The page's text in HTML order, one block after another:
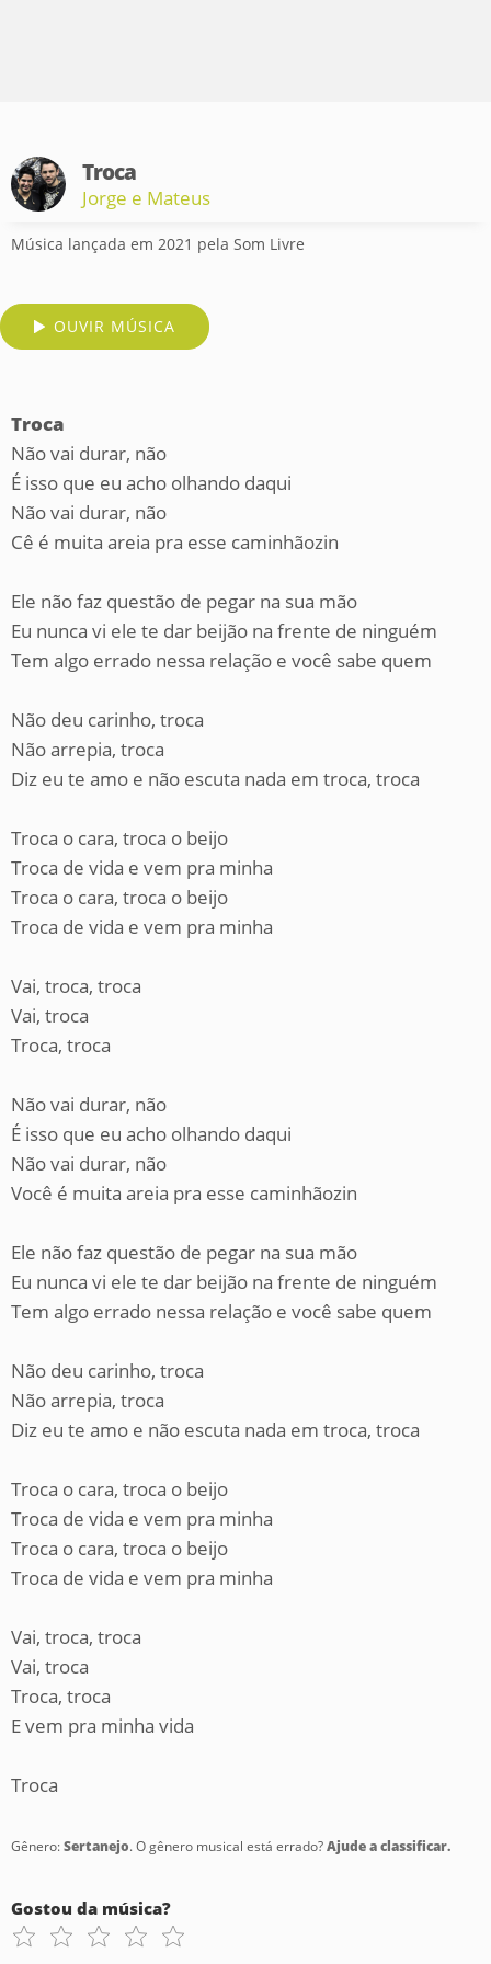
Troca
Jorge e Mateus
Música lançada em 2021 pela Som Livre
OUVIR MÚSICA
Troca
Não vai durar, não
É isso que eu acho olhando daqui
Não vai durar, não
Cê é muita areia pra esse caminhãozin
Ele não faz questão de pegar na sua mão
Eu nunca vi ele te dar beijão na frente de ninguém
Tem algo errado nessa relação e você sabe quem
Não deu carinho, troca
Não arrepia, troca
Diz eu te amo e não escuta nada em troca, troca
Troca o cara, troca o beijo
Troca de vida e vem pra minha
Troca o cara, troca o beijo
Troca de vida e vem pra minha
Vai, troca, troca
Vai, troca
Troca, troca
Não vai durar, não
É isso que eu acho olhando daqui
Não vai durar, não
Você é muita areia pra esse caminhãozin
Ele não faz questão de pegar na sua mão
Eu nunca vi ele te dar beijão na frente de ninguém
Tem algo errado nessa relação e você sabe quem
Não deu carinho, troca
Não arrepia, troca
Diz eu te amo e não escuta nada em troca, troca
Troca o cara, troca o beijo
Troca de vida e vem pra minha
Troca o cara, troca o beijo
Troca de vida e vem pra minha
Vai, troca, troca
Vai, troca
Troca, troca
E vem pra minha vida
Troca
Gênero:Sertanejo. O gênero musical está errado?Ajude a classificar.
Gostou da música?